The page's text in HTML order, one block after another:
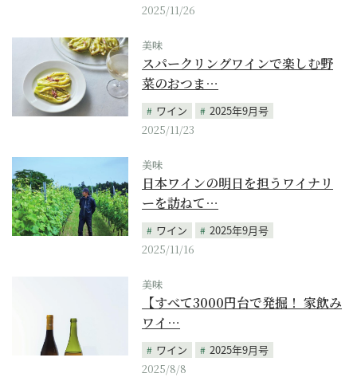
2025/11/26
美味
スパークリングワインで楽しむ野
菜のおつま…
ワイン
2025年9月号
2025/11/23
美味
日本ワインの明日を担うワイナリ
ーを訪ねて…
ワイン
2025年9月号
2025/11/16
美味
【すべて3000円台で発掘！ 家飲み
ワイ…
ワイン
2025年9月号
2025/8/8